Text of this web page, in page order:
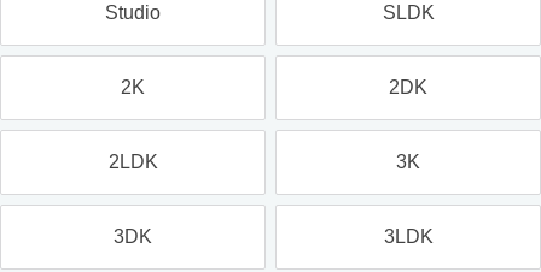
Studio SLDK
2K 2DK
2LDK 3K
3DK 3LDK